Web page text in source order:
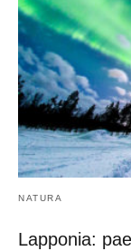
NATURA
Lapponia: